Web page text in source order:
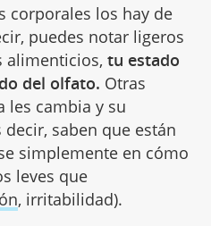
corporales los hay de
puedes notar ligeros
alimenticios, tu estado
del olfato. Otras
les cambia y su
saben que están
simplemente en cómo
leves que
, irritabilidad).